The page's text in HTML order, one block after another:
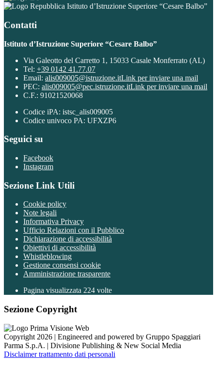
Istituto d’Istruzione Superiore “Cesare Balbo”
Contatti
Istituto d’Istruzione Superiore “Cesare Balbo”
Via Galeotto del Carretto 1, 15033 Casale Monferrato (AL)
Tel: +39 0142 41.77.07
Email: alis009005@istruzione.itLink per inviare una mail
PEC: alis009005@pec.istruzione.itLink per inviare una mail
C.F.: 91021520068
Codice iPA: istsc_alis009005
Codice univoco PA: UFXZP6
Seguici su
Facebook
Instagram
Sezione Link Utili
Cookie policy
Note legali
Informativa Privacy
Ufficio Relazioni con il Pubblico
Dichiarazione di accessibilità
Obiettivi di accessibilità
Whistleblowing
Gestione consensi cookie
Amministrazione trasparente
Pagina visualizzata 224 volte
Sezione Copyright
Copyright 2026 | Engineered and powered by Gruppo Spaggiari
Parma S.p.A. | Divisione Publishing & New Social Media
Disclaimer trattamento dati personali